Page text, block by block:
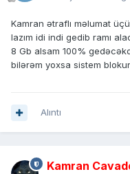
Kamran ətraflı məlumat
lazım idi indi gedib ramı
8 Gb alsam 100%
bilərəm yoxsa sistem
Alıntı
Kamran